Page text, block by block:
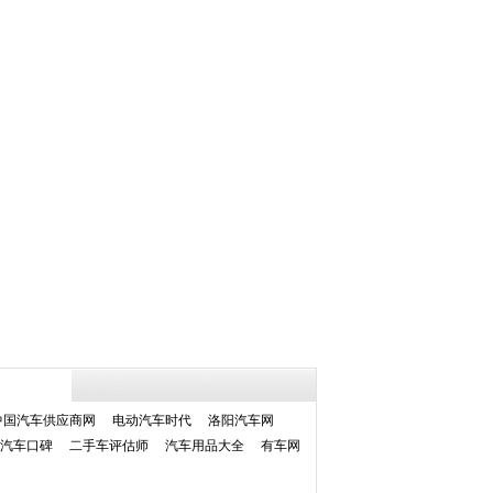
国汽车供应商网 电动汽车时代
洛阳汽车网
汽车口碑 二手车评估师 汽车用品大全
有车网